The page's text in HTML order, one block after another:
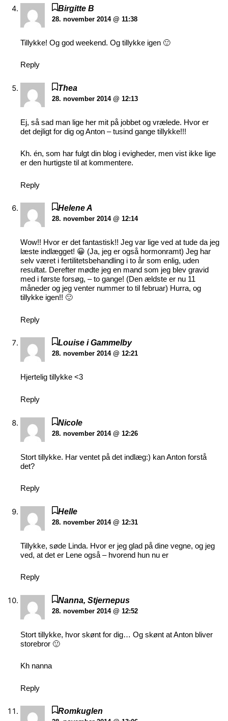
Birgitte B
28. november 2014 @ 11:38
Tillykke! Og god weekend. Og tillykke igen 🙂
Reply
Thea
28. november 2014 @ 12:13
Ej, så sad man lige her mit på jobbet og vrælede. Hvor er
det dejligt for dig og Anton – tusind gange tillykke!!!
Kh. én, som har fulgt din blog i evigheder, men vist ikke lige
er den hurtigste til at kommentere.
Reply
Helene A
28. november 2014 @ 12:14
Wow!! Hvor er det fantastisk!! Jeg var lige ved at tude da jeg
læste indlægget! 😀 (Ja, jeg er også hormonramt) Jeg har
selv været i fertilitetsbehandling i to år som enlig, uden
resultat. Derefter mødte jeg en mand som jeg blev gravid
med i første forsøg, – to gange! (Den ældste er nu 11
måneder og jeg venter nummer to til februar) Hurra, og
tillykke igen!! 🙂
Reply
Louise i Gammelby
28. november 2014 @ 12:21
Hjertelig tillykke <3
Reply
Nicole
28. november 2014 @ 12:26
Stort tillykke. Har ventet på det indlæg:) kan Anton forstå
det?
Reply
Helle
28. november 2014 @ 12:31
Tillykke, søde Linda. Hvor er jeg glad på dine vegne, og jeg
ved, at det er Lene også – hvorend hun nu er
Reply
Nanna, Stjernepus
28. november 2014 @ 12:52
Stort tillykke, hvor skønt for dig… Og skønt at Anton bliver
storebror 🙂
Kh nanna
Reply
Romkuglen